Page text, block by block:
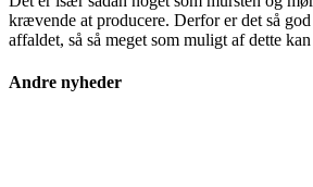
krævende at producere. Derfor er det så god
affaldet, så så meget som muligt af dette
Andre nyheder